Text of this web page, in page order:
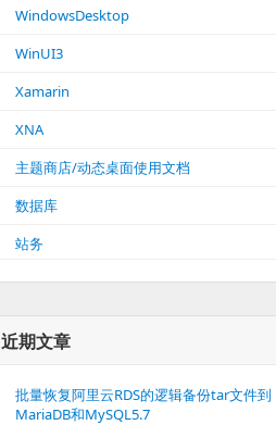
WindowsDesktop
WinUI3
Xamarin
XNA
主题商店/动态桌面使用文档
数据库
站务
近期文章
批量恢复阿里云RDS的逻辑备份tar文件到
MariaDB和MySQL5.7